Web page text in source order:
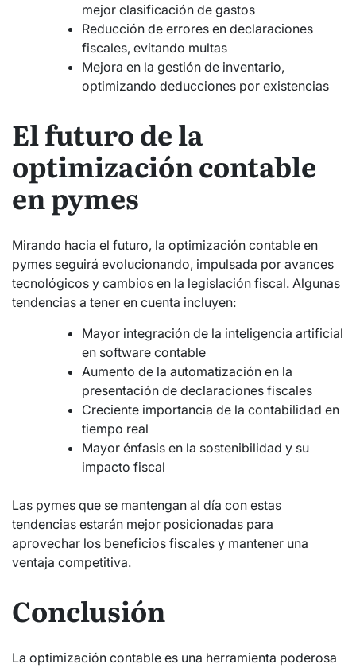
mejor clasificación de gastos
Reducción de errores en declaraciones
fiscales, evitando multas
Mejora en la gestión de inventario,
optimizando deducciones por existencias
El futuro de la
optimización contable
en pymes
Mirando hacia el futuro, la optimización contable en
pymes seguirá evolucionando, impulsada por avances
tecnológicos y cambios en la legislación fiscal. Algunas
tendencias a tener en cuenta incluyen:
Mayor integración de la inteligencia artificial
en software contable
Aumento de la automatización en la
presentación de declaraciones fiscales
Creciente importancia de la contabilidad en
tiempo real
Mayor énfasis en la sostenibilidad y su
impacto fiscal
Las pymes que se mantengan al día con estas
tendencias estarán mejor posicionadas para
aprovechar los beneficios fiscales y mantener una
ventaja competitiva.
Conclusión
La optimización contable es una herramienta poderosa